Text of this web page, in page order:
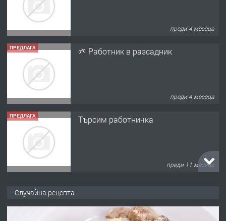
преди 4 месеца
ПРЕДЛАГА 🌱 Работник в разсадник
преди 4 месеца
ПРЕДЛАГА Търсим работничка
преди 11 месеца
Случайна рецепта